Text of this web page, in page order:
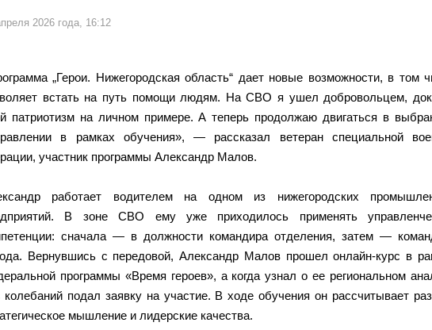
2026 года, 16:12
„Герои. Нижегородская область“ дает новые возможности, в том
встать на путь помощи людям. На СВО я ушел добровольцем,
патриотизм на личном примере. А теперь продолжаю двигаться в
в рамках обучения», — рассказал ветеран специальной
участник программы Александр Малов.
работает водителем на одном из нижегородских
В зоне СВО ему уже приходилось применять
сначала — в должности командира отделения, затем —
Вернувшись с передовой, Александр Малов прошел онлайн-курс в
программы «Время героев», а когда узнал о ее региональном
колебаний подал заявку на участие. В ходе обучения он рассчитывает
мышление и лидерские качества.